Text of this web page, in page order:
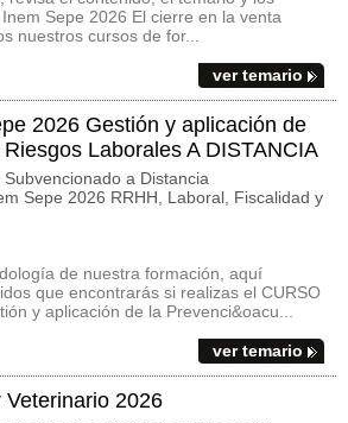
Sepe 2026 El cierre en la venta
nuestros cursos de for...
ver temario
2026 Gestión y aplicación de
Laborales A DISTANCIA
a Distancia
Sepe 2026 RRHH, Laboral, Fiscalidad y
de nuestra formación, aquí
que encontrarás si realizas el CURSO
y aplicación de la Prevenci&oacu...
ver temario
Veterinario 2026